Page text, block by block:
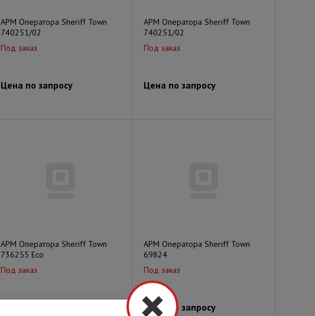
АРМ Оператора Sheriff Town
740251/02
Под заказ
Цена по запросу
АРМ Оператора Sheriff Town
740251/02
Под заказ
Цена по запросу
АРМ Оператора Sheriff Town
736255 Eco
Под заказ
АРМ Оператора Sheriff Town
69824
Под заказ
Цена по запросу